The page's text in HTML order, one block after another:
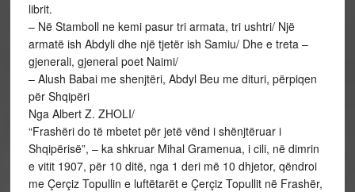
librit.
– Në Stamboll ne kemi pasur tri armata, tri ushtri/ Një
armatë ish Abdyli dhe një tjetër ish Samiu/ Dhe e treta –
gjenerali, gjeneral poet Naimi/
– Alush Babai me shenjtëri, Abdyl Beu me dituri, përpiqen
për Shqipëri
Nga Albert Z. ZHOLI/
“Frashëri do të mbetet për jetë vënd i shënjtëruar i
Shqipërisë”, – ka shkruar Mihal Gramenua, i cili, në dimrin
e vitit 1907, për 10 ditë, nga 1 deri më 10 dhjetor, qëndroi
me Çerçiz Topullin e luftëtarët e Çerçiz Topullit në Frashër,